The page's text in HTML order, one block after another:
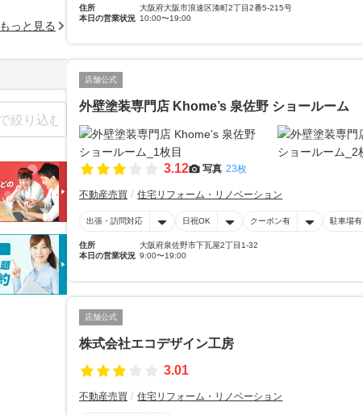
住所
大阪府大阪市浪速区湊町2丁目2番5-215号
本日の営業状況 10:00〜19:00
店舗公式
外壁塗装専門店 Khome’s 泉佐野 ショールーム
3.12 写真 23枚
不動産売買 住宅リフォーム・リノベーション
出張・訪問対応 日祝OK クーポン有 駐車場有
住所
大阪府泉佐野市下瓦屋2丁目1-32
本日の営業状況 9:00〜19:00
店舗公式
株式会社エコデザイン工房
3.01
不動産売買 住宅リフォーム・リノベーション
もっと見る